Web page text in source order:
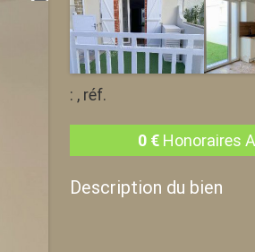
: , réf.
0 € Honoraires
Description du bien